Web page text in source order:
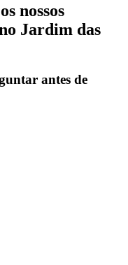
nossos
Jardim das
antes de